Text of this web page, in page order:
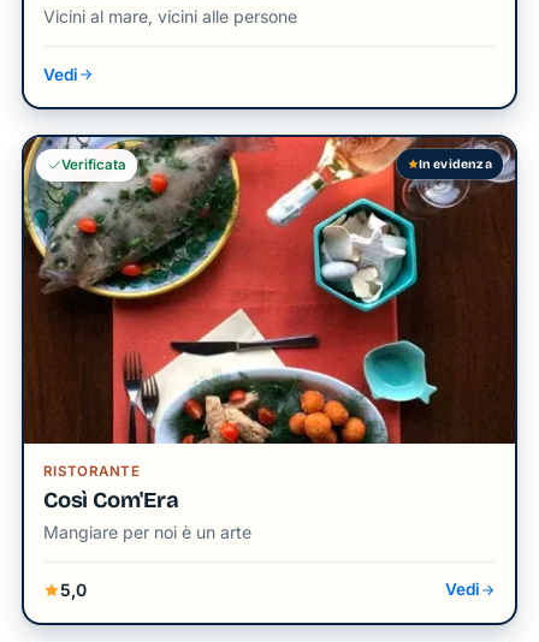
Vicini al mare, vicini alle persone
Vedi
RISTORANTE
Così Com'Era
Mangiare per noi è un arte
5,0 Vedi
Verificata In evidenza